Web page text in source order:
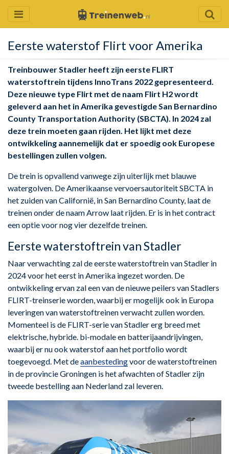
Eerste waterstof Flirt voor Amerika
Treinbouwer Stadler heeft zijn eerste FLIRT
waterstoftrein tijdens InnoTrans 2022 gepresenteerd.
Deze nieuwe type Flirt met de naam Flirt H2 wordt
geleverd aan het in Amerika gevestigde San Bernardino
County Transportation Authority (SBCTA). In 2024 zal
deze trein moeten gaan rijden. Het lijkt met deze
ontwikkeling aannemelijk dat er spoedig ook Europese
bestellingen zullen volgen.
De trein is opvallend vanwege zijn uiterlijk met blauwe
watergolven. De Amerikaanse vervoersautoriteit SBCTA in
het zuiden van Californië, in San Bernardino County, laat de
treinen onder de naam Arrow laat rijden. Er is in het contract
een optie voor nog vier dezelfde treinen.
Eerste waterstoftrein van Stadler
Naar verwachting zal de eerste waterstoftrein van Stadler in
2024 voor het eerst in Amerika ingezet worden. De
ontwikkeling ervan zal een van de nieuwe peilers van Stadlers
FLIRT-treinserie worden, waarbij er mogelijk ook in Europa
leveringen van waterstoftreinen verwacht zullen worden.
Momenteel is de FLIRT-serie van Stadler erg breed met
elektrische, hybride. bi-modale en batterijaandrijvingen,
waarbij er nu ook waterstof aan het portfolio wordt
toegevoegd. Met deaanbestedingvoor de waterstoftreinen
in de provincie Groningen is het afwachten of Stadler zijn
tweede bestelling aan Nederland zal leveren.